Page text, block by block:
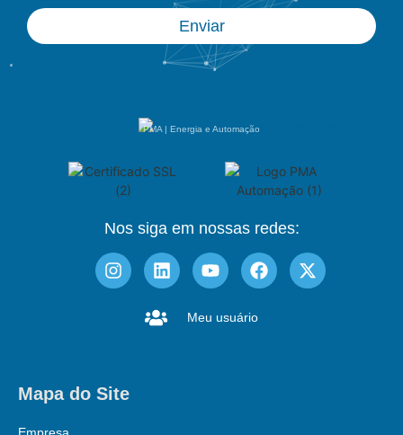
Enviar
PMA | Energia e Automação
Nos siga em nossas redes:
Meu usuário
Mapa do Site